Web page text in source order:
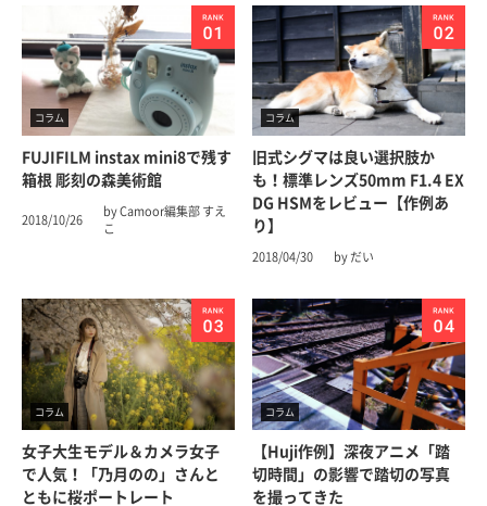
コラム
FUJIFILM instax mini8で残す
箱根 彫刻の森美術館
2018/10/26
by Camoor編集部 すえ
こ
コラム
旧式シグマは良い選択肢か
も！標準レンズ50mm F1.4 EX
DG HSMをレビュー【作例あ
り】
2018/04/30 by だい
コラム
女子大生モデル＆カメラ女子
で人気！「乃月のの」さんと
ともに桜ポートレート
コラム
【Huji作例】深夜アニメ「踏
切時間」の影響で踏切の写真
を撮ってきた